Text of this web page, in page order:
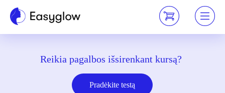
Reikia pagalbos išsirenkant kursą?
Pradėkite testą